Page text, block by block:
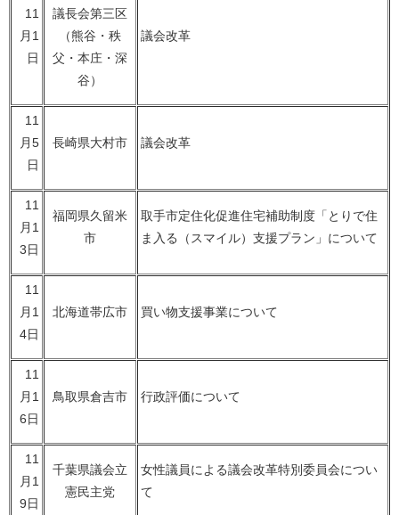
11
月1
日
議長会第三区
（熊谷・秩
父・本庄・深
谷）
議会改革
11
月5
日
長崎県大村市 議会改革
11
月1
3日
福岡県久留米
市
取手市定住化促進住宅補助制度「とりで住
ま入る（スマイル）支援プラン」について
11
月1
4日
北海道帯広市 買い物支援事業について
11
月1
6日
鳥取県倉吉市 行政評価について
11
月1
9日
千葉県議会立
憲民主党
女性議員による議会改革特別委員会につい
て